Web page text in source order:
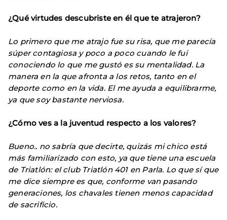
¿Qué virtudes descubriste en él que te atrajeron?
Lo primero que me atrajo fue su risa, que me parecía
súper contagiosa y poco a poco cuando le fui
conociendo lo que me gustó es su mentalidad. La
manera en la que afronta a los retos, tanto en el
deporte como en la vida. El me ayuda a equilibrarme,
ya que soy bastante nerviosa.
¿Cómo ves a la juventud respecto a los valores?
Bueno.. no sabría que decirte, quizás mi chico está
más familiarizado con esto, ya que tiene una escuela
de Triatlón: el club Triatlón 401 en Parla. Lo que sí que
me dice siempre es que, conforme van pasando
generaciones, los chavales tienen menos capacidad
de sacrificio.